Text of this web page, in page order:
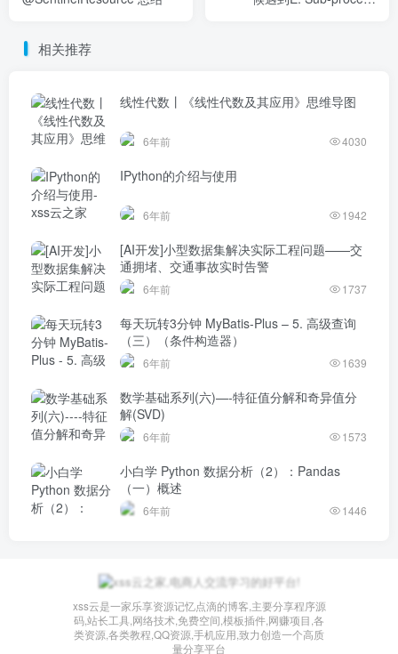
相关推荐
线性代数丨《线性代数及其应用》思维导图
6年前 4030
IPython的介绍与使用
6年前 1942
[AI开发]小型数据集解决实际工程问题——交
通拥堵、交通事故实时告警
6年前 1737
每天玩转3分钟 MyBatis-Plus – 5. 高级查询
（三）（条件构造器）
6年前 1639
数学基础系列(六)—-特征值分解和奇异值分
解(SVD)
6年前 1573
小白学 Python 数据分析（2）：Pandas
（一）概述
6年前 1446
xss云是一家乐享资源记忆点滴的博客,主要分享程序源
码,站长工具,网络技术,免费空间,模板插件,网赚项目,各
类资源,各类教程,QQ资源,手机应用,致力创造一个高质
量分享平台